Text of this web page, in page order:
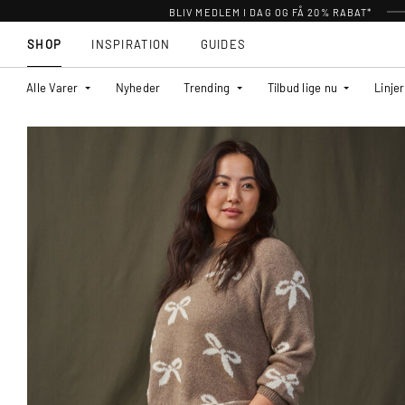
BLIV MEDLEM I DAG OG FÅ 20% RABAT*
SHOP
Alle Varer Nyheder Trending Tilbud lige nu Linjer
INSPIRATION GUIDES